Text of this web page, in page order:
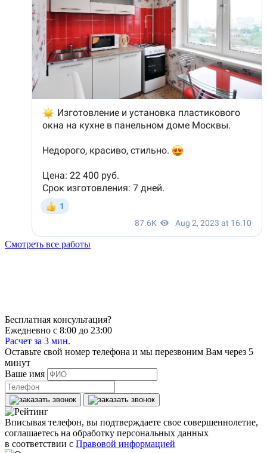
Смотреть все работы
Бесплатная консультация?
Ежедневно с 8:00 до 23:00
Расчет за 3 мин.
Оставьте свой номер телефона и мы перезвоним Вам через 5
минут
Ваше имя
Вписывая телефон, вы подтверждаете свое совершеннолетие,
соглашаетесь на обработку персональных данных
в соответствии с Правовой информацией